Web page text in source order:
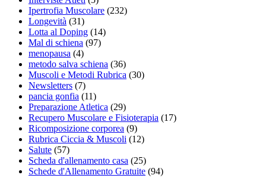
Ipertrofia Muscolare (232)
Longevità (31)
Lotta al Doping (14)
Mal di schiena (97)
menopausa (4)
metodo salva schiena (36)
Muscoli e Metodi Rubrica (30)
Newsletters (7)
pancia gonfia (11)
Preparazione Atletica (29)
Recupero Muscolare e Fisioterapia (17)
Ricomposizione corporea (9)
Rubrica Ciccia & Muscoli (12)
Salute (57)
Scheda d'allenamento casa (25)
Schede d'Allenamento Gratuite (94)